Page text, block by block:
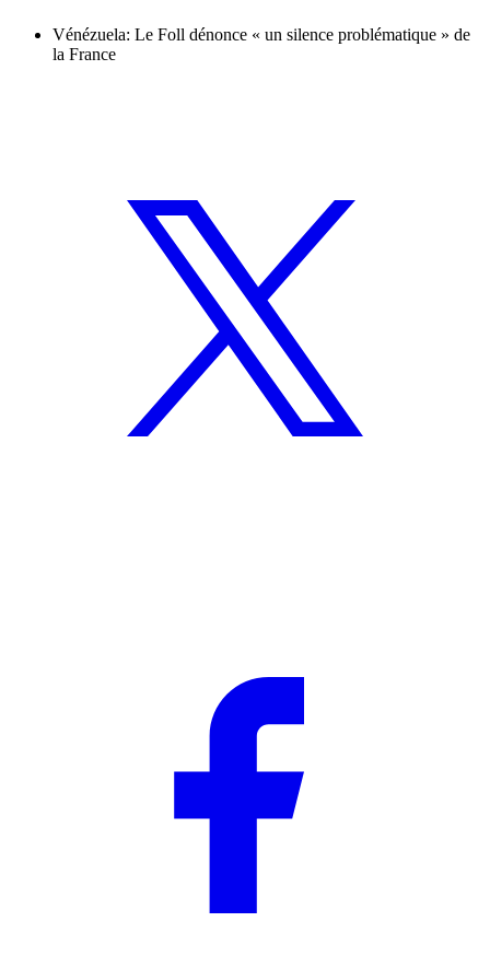
Vénézuela: Le Foll dénonce « un silence problématique » de
la France